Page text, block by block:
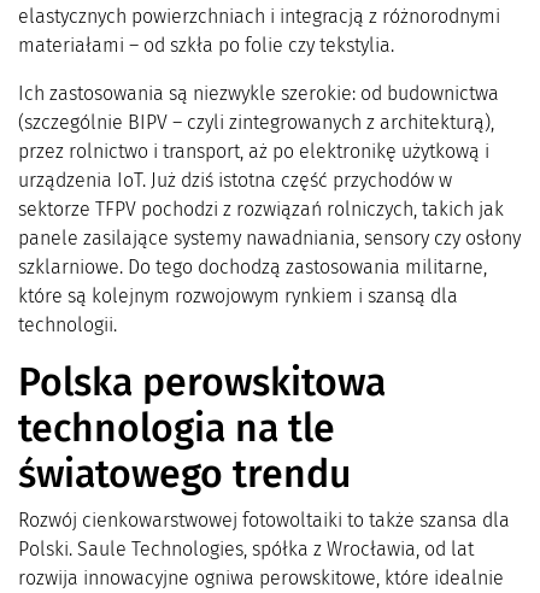
elastycznych powierzchniach i integracją z różnorodnymi
materiałami – od szkła po folie czy tekstylia.
Ich zastosowania są niezwykle szerokie: od budownictwa
(szczególnie BIPV – czyli zintegrowanych z architekturą),
przez rolnictwo i transport, aż po elektronikę użytkową i
urządzenia IoT. Już dziś istotna część przychodów w
sektorze TFPV pochodzi z rozwiązań rolniczych, takich jak
panele zasilające systemy nawadniania, sensory czy osłony
szklarniowe. Do tego dochodzą zastosowania militarne,
które są kolejnym rozwojowym rynkiem i szansą dla
technologii.
Polska perowskitowa
technologia na tle
światowego trendu
Rozwój cienkowarstwowej fotowoltaiki to także szansa dla
Polski. Saule Technologies, spółka z Wrocławia, od lat
rozwija innowacyjne ogniwa perowskitowe, które idealnie